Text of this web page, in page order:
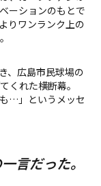
ーションのもとで
りワンランク上の
、広島市民球場の
くれた横断幕。
…」というメッセ
言だった。